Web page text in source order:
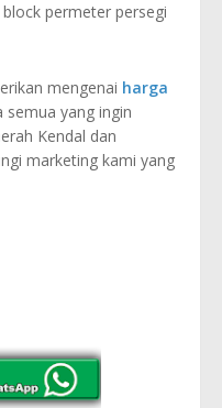
permeter persegi
mengenai harga
semua yang ingin
Kendal dan
marketing kami yang